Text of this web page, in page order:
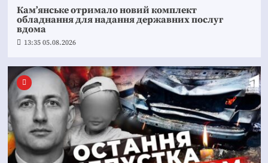
Кам’янське отримало новий комплект
обладнання для надання державних послуг
вдома
13:35 05.08.2026